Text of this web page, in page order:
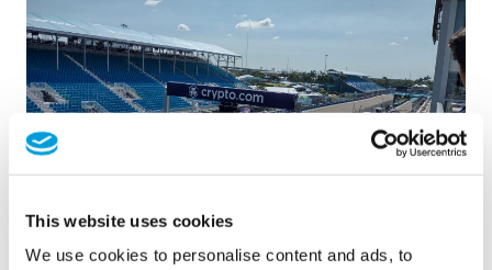
This website uses cookies
We use cookies to personalise content and ads, to